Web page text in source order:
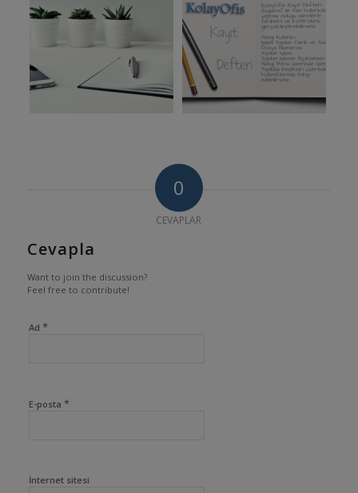
0
CEVAPLAR
Cevapla
Want to join the discussion?
Feel free to contribute!
Ad *
E-posta *
İnternet sitesi